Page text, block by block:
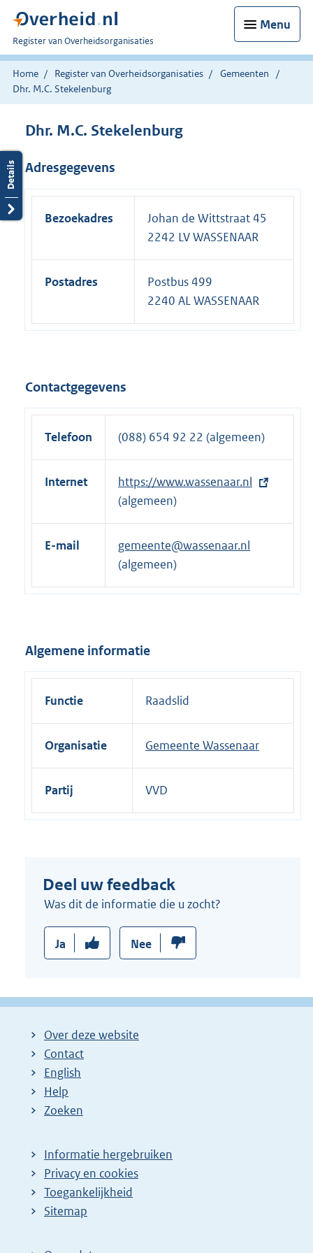
Menu
U
bent
nu
hier:
Register van Overheidsorganisaties
Home Register van Overheidsorganisaties
Gemeenten
Dhr. M.C. Stekelenburg
Dhr. M.C. Stekelenburg
Adresgegevens
Bezoekadres
Johan de Wittstraat 45
2242 LV WASSENAAR
Postadres
Postbus 499
2240 AL WASSENAAR
Contactgegevens
Telefoon (088) 654 92 22 (algemeen)
Internet
E
x
t
r
e
n
k
https://www.wassenaar.nl
(algemeen)
E-mail
gemeente@wassenaar.nl
(algemeen)
Algemene informatie
Functie Raadslid
Organisatie Gemeente Wassenaar
Partij VVD
Deel uw feedback
Was dit de informatie die u zocht?
Ja Nee
Over deze website
Contact
English
Help
Zoeken
Informatie hergebruiken
Privacy en cookies
Toegankelijkheid
Sitemap